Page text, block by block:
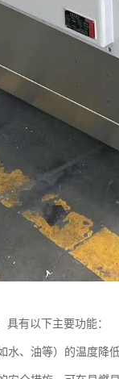
有以下主要功能：
水、油等）的温度降